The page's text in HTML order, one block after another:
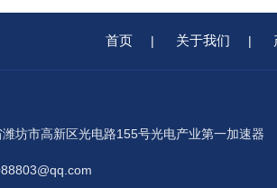
首页 | 关于我们 |
坊市高新区光电路155号光电产业第一加速器